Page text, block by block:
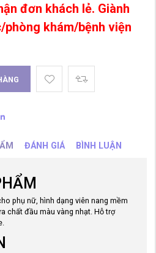
đơn khách lẻ. Giành
khám/bệnh viện
ĐÁNH GIÁ BÌNH LUẬN
phụ nữ, hình dạng viên nang mềm
chất đầu màu vàng nhạt. Hỗ trợ